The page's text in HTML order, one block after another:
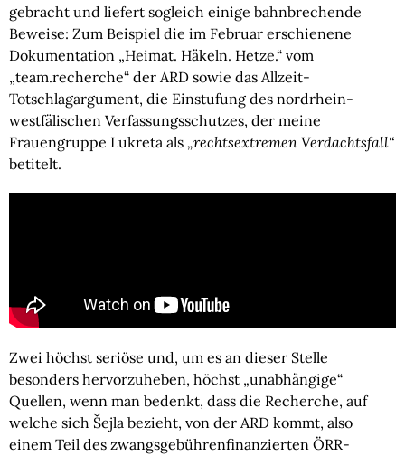
gebracht und liefert sogleich einige bahnbrechende
Beweise: Zum Beispiel die im Februar erschienene
Dokumentation „Heimat. Häkeln. Hetze.“ vom
„team.recherche“ der ARD sowie das Allzeit-
Totschlagargument, die Einstufung des nordrhein-
westfälischen Verfassungsschutzes, der meine
Frauengruppe Lukreta als „rechtsextremen Verdachtsfall“
betitelt.
Zwei höchst seriöse und, um es an dieser Stelle
besonders hervorzuheben, höchst „unabhängige“
Quellen, wenn man bedenkt, dass die Recherche, auf
welche sich Šejla bezieht, von der ARD kommt, also
einem Teil des zwangsgebührenfinanzierten ÖRR-